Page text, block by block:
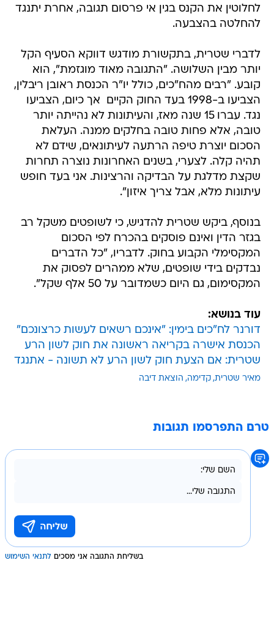
לחלוטין את הקנס בגין אי פרסום תגובה, אחרת יתנגד
להחלטה בהצבעה.
לדברי שטרית, בתקשורת מודגש דווקא הסעיף הקל
יותר מבין השלושה. "התגובה מאוד מוגזמת", הוא
קובע. "רבים מהח"כים, כולל יו"ר הכנסת ראובן ריבלין,
הצביעו ב-1998 בעד החוק הקיים  אך כיום, הצביעו
נגד. עברו 15 שנה מאז, והעיתונות לא נהייתה יותר
טובה, אלא פחות טובה בחלקים ממנה. העלאת
הסכום יוצרת טיפה הרתעה לעיתונאים, שידם לא
תהיה קלה. לצערי, בשנים האחרונות נוצרה תחרות
שקצת מדלגת על הבדיקה והרצינות. אני בעד חופש
עיתונות מלא, אבל צריך איזון".
בנוסף, ביקש שטרית להדגיש, כי לשופטים משקל רב
בגזר הדין ואינם פוסקים בהכרח לפי הסכום
המקסימלי הקבוע בחוק. לדבריו, "כל הדברים
נבדקים בידי שופטים, שלא ממהרים לפסוק את
המקסימום, גם היום כשמדובר על 50 אלף שקל".
עוד בנושא:
דורנר לח"כים בימין: "אינכם רשאים לעשות כרצונכם"
הכנסת אישרה בקריאה ראשונה את חוק לשון הרע
שטרית: אם הצעת חוק לשון הרע לא תשונה - אתנגד
מאיר שטרית קדימה הוצאת דיבה
טרם התפרסמו תגובות
בשליחת התגובה אני מסכים לתנאי השימוש